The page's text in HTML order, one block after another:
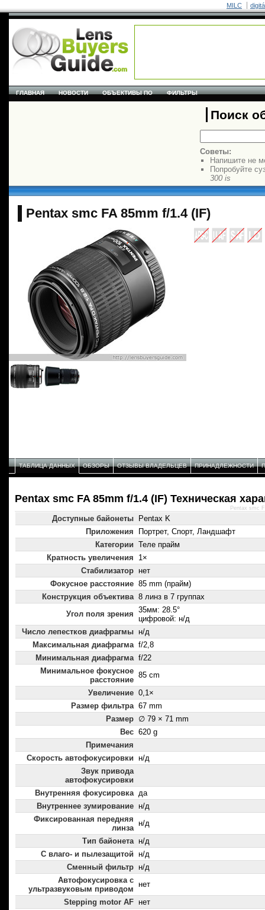
MILC
ГЛАВНАЯ НОВОСТИ ОБЪЕКТИВЫ ПО ФИЛЬТРЫ
Поиск
Советы:
Напишите не
Попробуйте
300 is
Pentax smc FA 85mm f/1.4 (IF)
ТАБЛИЦА ДАННЫХ ОБЗОРЫ ОТЗЫВЫ ВЛАДЕЛЬЦЕВ ПРИНАДЛЕЖНОСТИ
Pentax smc FA 85mm f/1.4 (IF) Техническая
Доступные байонеты
Pentax K
Приложения
Портрет, Спорт, Ландшафт
Категории Теле прайм
Кратность увеличения
1×
Стабилизатор нет
Фокусное расстояние 85 mm (прайм)
Конструкция объектива 8 линз в 7 группах
Угол поля зрения 35мм: 28.5°
цифровой: н/д
Число лепестков диафрагмы н/д
Максимальная диафрагма f/2,8
Минимальная диафрагма f/22
Минимальное фокусное
расстояние
85 cm
Увеличение 0,1×
Размер фильтра 67 mm
Размер ∅ 79 × 71 mm
Вес 620 g
Примечания
Скорость автофокусировки н/д
Звук привода
автофокусировки
Внутренняя фокусировка да
Внутреннее зумирование н/д
Фиксированная передняя
линза
н/д
Тип байонета н/д
С влаго- и пылезащитой н/д
Сменный фильтр н/д
Автофокусировка с
ультразвуковым приводом
нет
Stepping motor AF нет
Pentax smc